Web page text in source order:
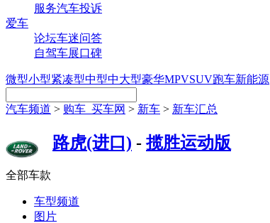
服务汽车投诉
爱车
论坛车迷问答
自驾车展口碑
微型小型紧凑型中型中大型豪华MPVSUV跑车新能源
汽车频道 > 购车_买车网 > 新车 > 新车汇总
路虎(进口) -揽胜运动版
全部车款
车型频道
图片